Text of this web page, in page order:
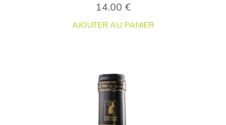
14.00 €
AJOUTER AU PANIER